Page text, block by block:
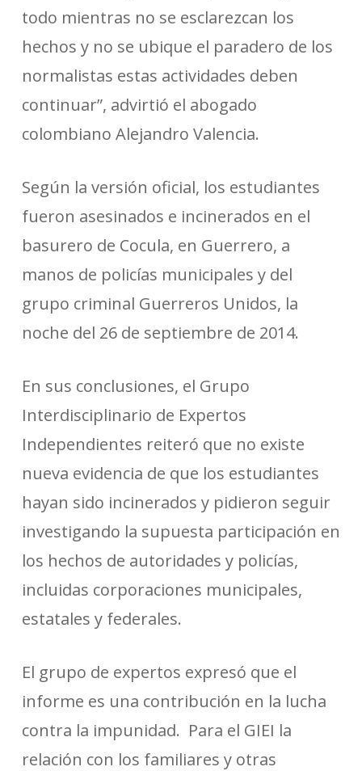
todo mientras no se esclarezcan los
hechos y no se ubique el paradero de los
normalistas estas actividades deben
continuar”, advirtió el abogado
colombiano Alejandro Valencia.
Según la versión oficial, los estudiantes
fueron asesinados e incinerados en el
basurero de Cocula, en Guerrero, a
manos de policías municipales y del
grupo criminal Guerreros Unidos, la
noche del 26 de septiembre de 2014.
En sus conclusiones, el Grupo
Interdisciplinario de Expertos
Independientes reiteró que no existe
nueva evidencia de que los estudiantes
hayan sido incinerados y pidieron seguir
investigando la supuesta participación en
los hechos de autoridades y policías,
incluidas corporaciones municipales,
estatales y federales.
El grupo de expertos expresó que el
informe es una contribución en la lucha
contra la impunidad. Para el GIEI la
relación con los familiares y otras